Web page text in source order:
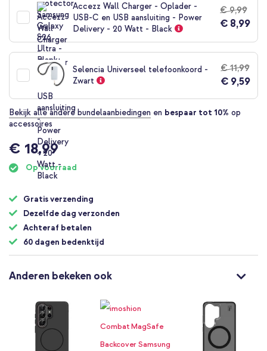
Accezz Wall Charger - Oplader -
USB-C en USB aansluiting - Power
Delivery - 20 Watt - Black
€ 9,99
€ 8,99
Selencia Universeel telefoonkoord -
Zwart
€ 11,99
€ 9,59
Bekijk alle andere bundelaanbiedingen en bespaar tot 10% op
accessoires
€ 18,99
Op voorraad
Gratis verzending
Dezelfde dag verzonden
Achteraf betalen
60 dagen bedenktijd
Anderen bekeken ook